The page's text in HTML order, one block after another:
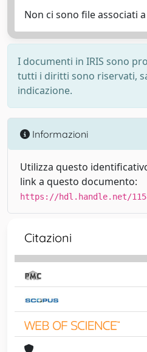
Non ci sono file associati
I documenti in IRIS sono
tutti i diritti sono riservati,
indicazione.
Informazioni
Utilizza questo
link a questo documento:
https://hdl.handle.net/
Citazioni